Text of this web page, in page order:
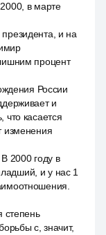
в марте
и на
процент
России
и
что касается
изменения
2000 году в
и у нас 1
степень
с, значит,